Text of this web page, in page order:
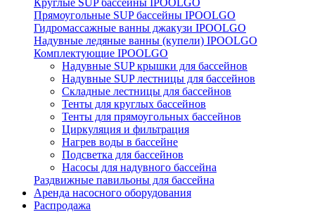
Круглые SUP бассейны IPOOLGO
Прямоугольные SUP бассейны IPOOLGO
Гидромассажные ванны джакузи IPOOLGO
Надувные ледяные ванны (купели) IPOOLGO
Комплектующие IPOOLGO
Надувные SUP крышки для бассейнов
Надувные SUP лестницы для бассейнов
Складные лестницы для бассейнов
Тенты для круглых бассейнов
Тенты для прямоугольных бассейнов
Циркуляция и фильтрация
Нагрев воды в бассейне
Подсветка для бассейнов
Насосы для надувного бассейна
Раздвижные павильоны для бассейна
Аренда насосного оборудования
Распродажа